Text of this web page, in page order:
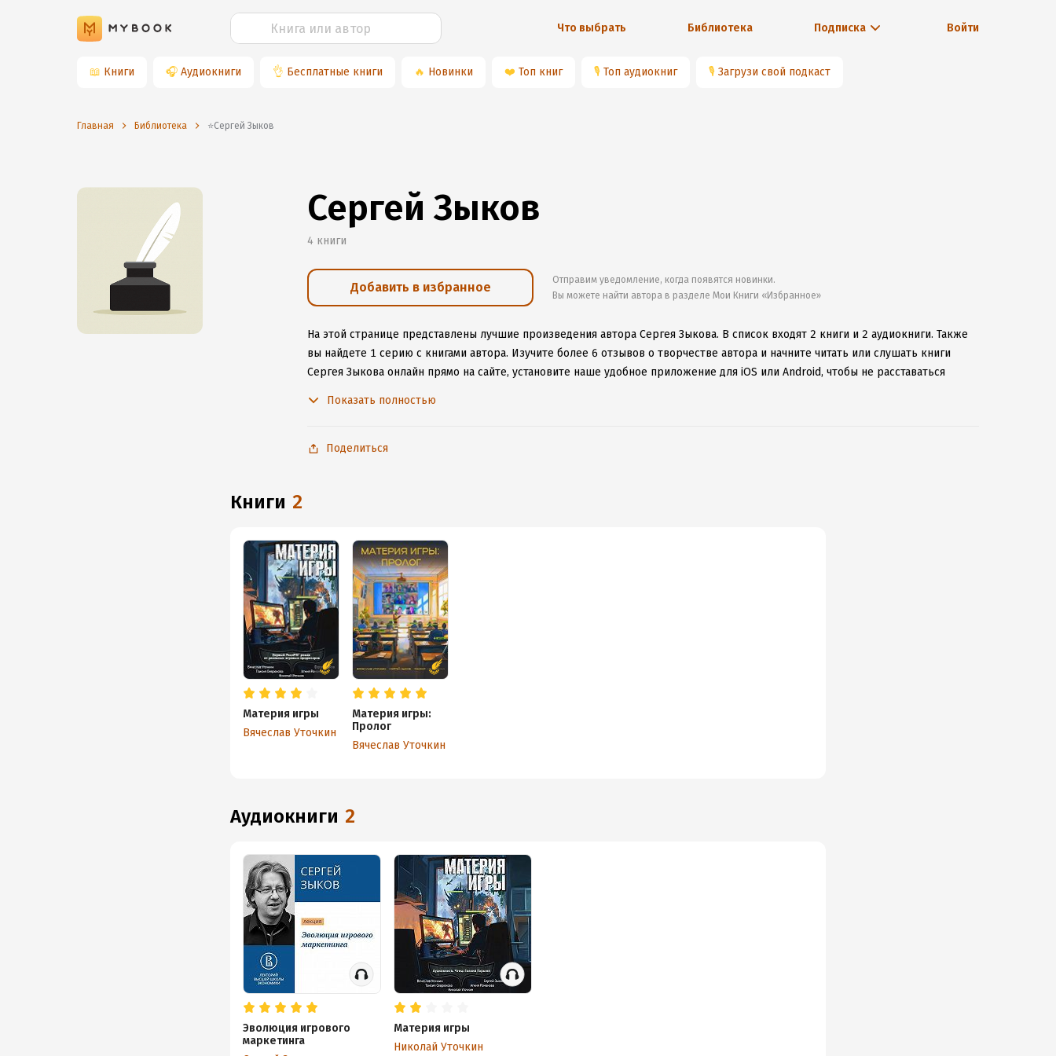
Что выбрать Библиотека Подписка Войти
📖 Книги 🎧 Аудиокниги 👌 Бесплатные книги 🔥 Новинки ❤️ Топ книг 🎙 Топ аудиокниг 🎙 Загрузи свой подкаст
Главная Библиотека ⭐️Сергей Зыков
Сергей Зыков
4 книги
Добавить в избранное
Отправим уведомление, когда появятся новинки.
Вы можете найти автора в разделе Мои Книги «Избранное»
На этой странице представлены лучшие произведения автора Сергея Зыкова. В список входят 2 книги и 2 аудиокниги. Также
вы найдете 1 серию с книгами автора. Изучите более 6 отзывов о творчестве автора и начните читать или слушать книги
Сергея Зыкова онлайн прямо на сайте, установите наше удобное приложение для iOS или Android, чтобы не расставаться
Показать полностью
Поделиться
книги 2
Материя игры
Вячеслав Уточкин
Материя игры:
Пролог
Вячеслав Уточкин
аудиокниги 2
Эволюция игрового
маркетинга
Материя игры
Николай Уточкин